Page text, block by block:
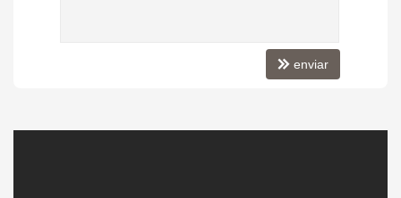
enviar